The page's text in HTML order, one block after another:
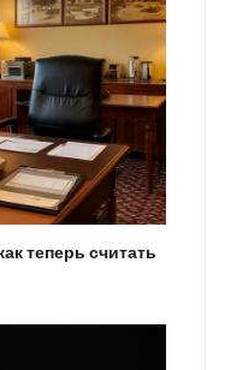
теперь считать